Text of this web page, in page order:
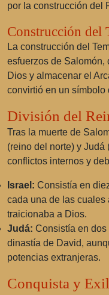
por la construcción del
Construcción del
La construcción del
esfuerzos de Salomón,
Dios y almacenar el
convirtió en un símbolo
División del
Tras la muerte de
(reino del norte) y
conflictos internos y
Israel: Consistía en
cada una de las cuales
traicionaba a Dios.
Judá: Consistía en
dinastía de David,
potencias extranjeras.
Conquista y